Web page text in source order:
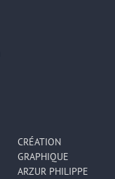
CRÉATION
GRAPHIQUE
ARZUR PHILIPPE